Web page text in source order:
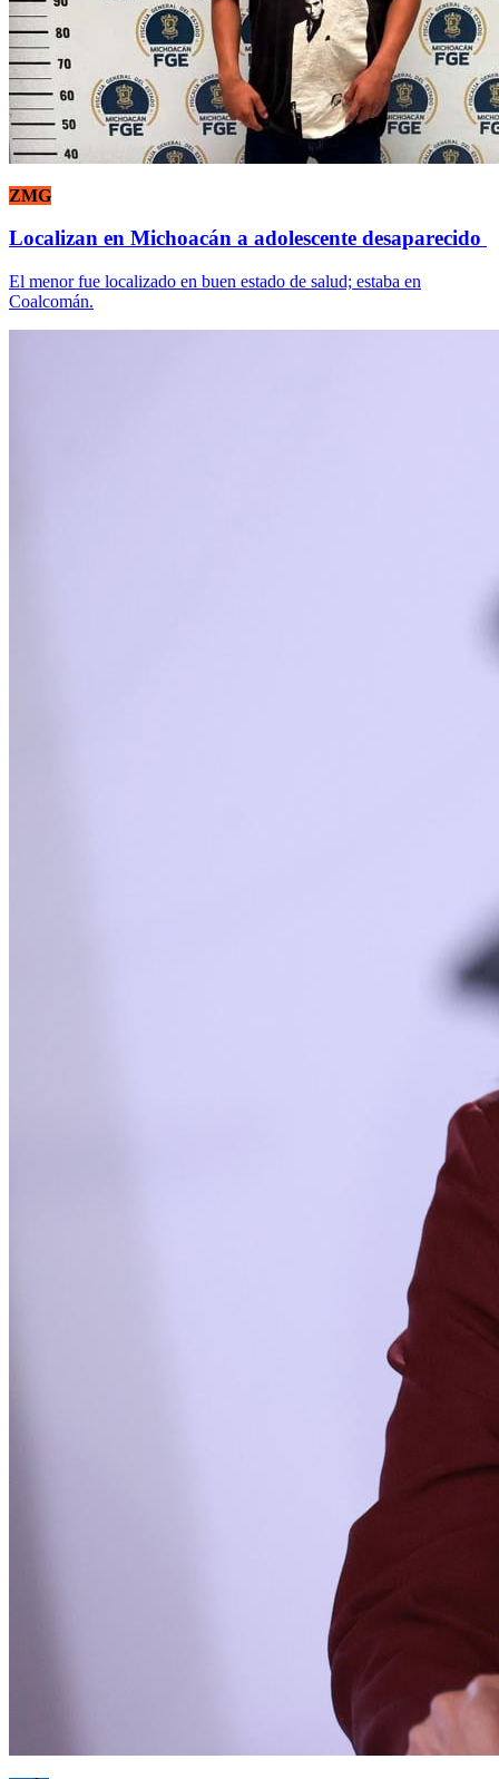
ZMG
Localizan en Michoacán a adolescente desaparecido
El menor fue localizado en buen estado de salud; estaba en
Coalcomán.